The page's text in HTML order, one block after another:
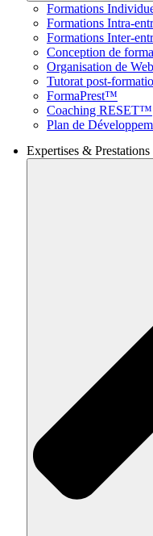
Formations
Formations Intra-
Formations Inter-
Conception de
Organisation de
Tutorat post-
FormaPrest™
Coaching RESET™
Plan de
Expertises & Prestations